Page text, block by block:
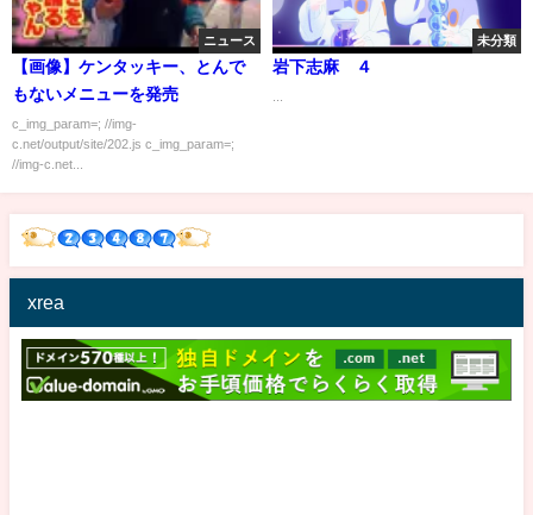
ニュース
【画像】ケンタッキー、とんで
もないメニューを発売
c_img_param=; //img-
c.net/output/site/202.js c_img_param=;
//img-c.net...
未分類
岩下志麻 ４
xrea